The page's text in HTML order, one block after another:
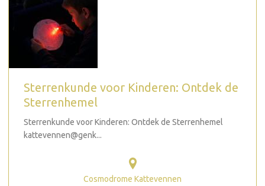
Sterrenkunde voor Kinderen: Ontdek de
Sterrenhemel
Sterrenkunde voor Kinderen: Ontdek de Sterrenhemel
kattevennen@genk...
Cosmodrome Kattevennen